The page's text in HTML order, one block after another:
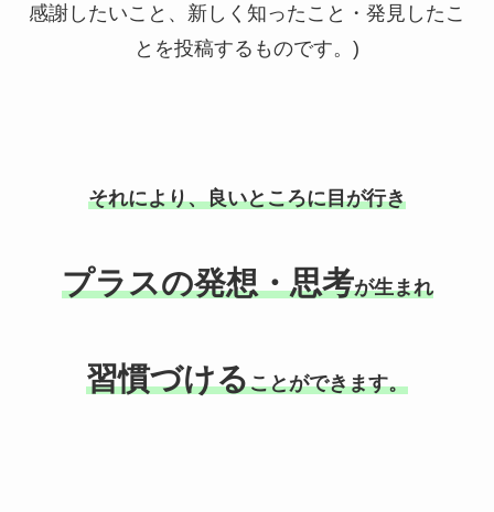
感謝したいこと、新しく知ったこと・発見したこ
とを投稿するものです。 )
それにより、良いところに目が行き
プラスの発想・思考が生まれ
習慣づけることができます。